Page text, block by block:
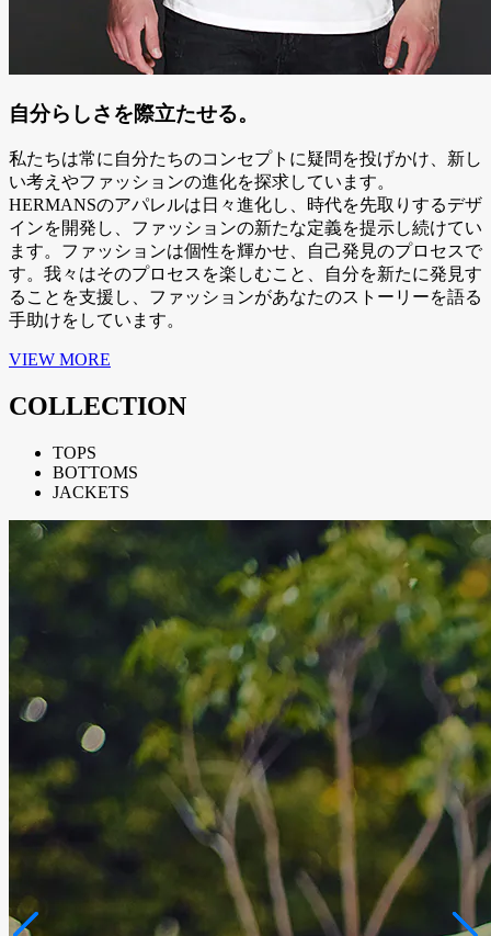
自分らしさを際立たせる。
私たちは常に自分たちのコンセプトに疑問を投げかけ、新し
い考えやファッションの進化を探求しています。
HERMANSのアパレルは日々進化し、時代を先取りするデザ
インを開発し、ファッションの新たな定義を提示し続けてい
ます。ファッションは個性を輝かせ、自己発見のプロセスで
す。我々はそのプロセスを楽しむこと、自分を新たに発見す
ることを支援し、ファッションがあなたのストーリーを語る
手助けをしています。
VIEW MORE
COLLECTION
TOPS
BOTTOMS
JACKETS